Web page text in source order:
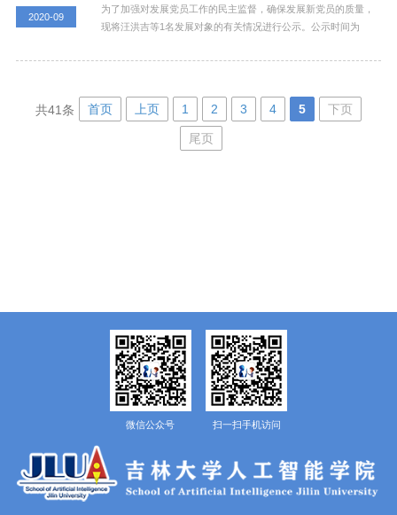
2020-09
为了加强对发展党员工作的民主监督，确保发展新党员的质量，
现将汪洪吉等1名发展对象的有关情况进行公示。公示时间为
间，党员和群众可通过电话和电子邮件等方式，反映发展对象在
律等方面的情况和问题。反映问题应实事求是、客观公正。以个
人名义反映问题的，要签署本人真实姓名。党支部将对反映人和
共41条 首页 上页 1 2 3 4 5 下页
尾页
微信公众号 扫一扫手机访问